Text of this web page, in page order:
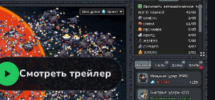
Смотреть трейлер